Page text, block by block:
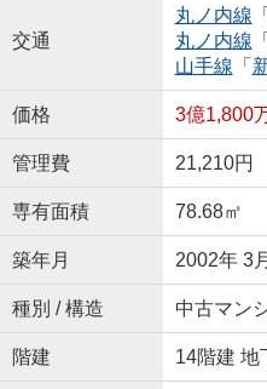
交通
丸ノ内線 「
丸ノ内線 「
山手線 「
価格 3億1,800
管理費 21,210円
専有面積 78.68㎡
築年月 2002年 3
種別 / 構造 中古マン
階建 14階建 地